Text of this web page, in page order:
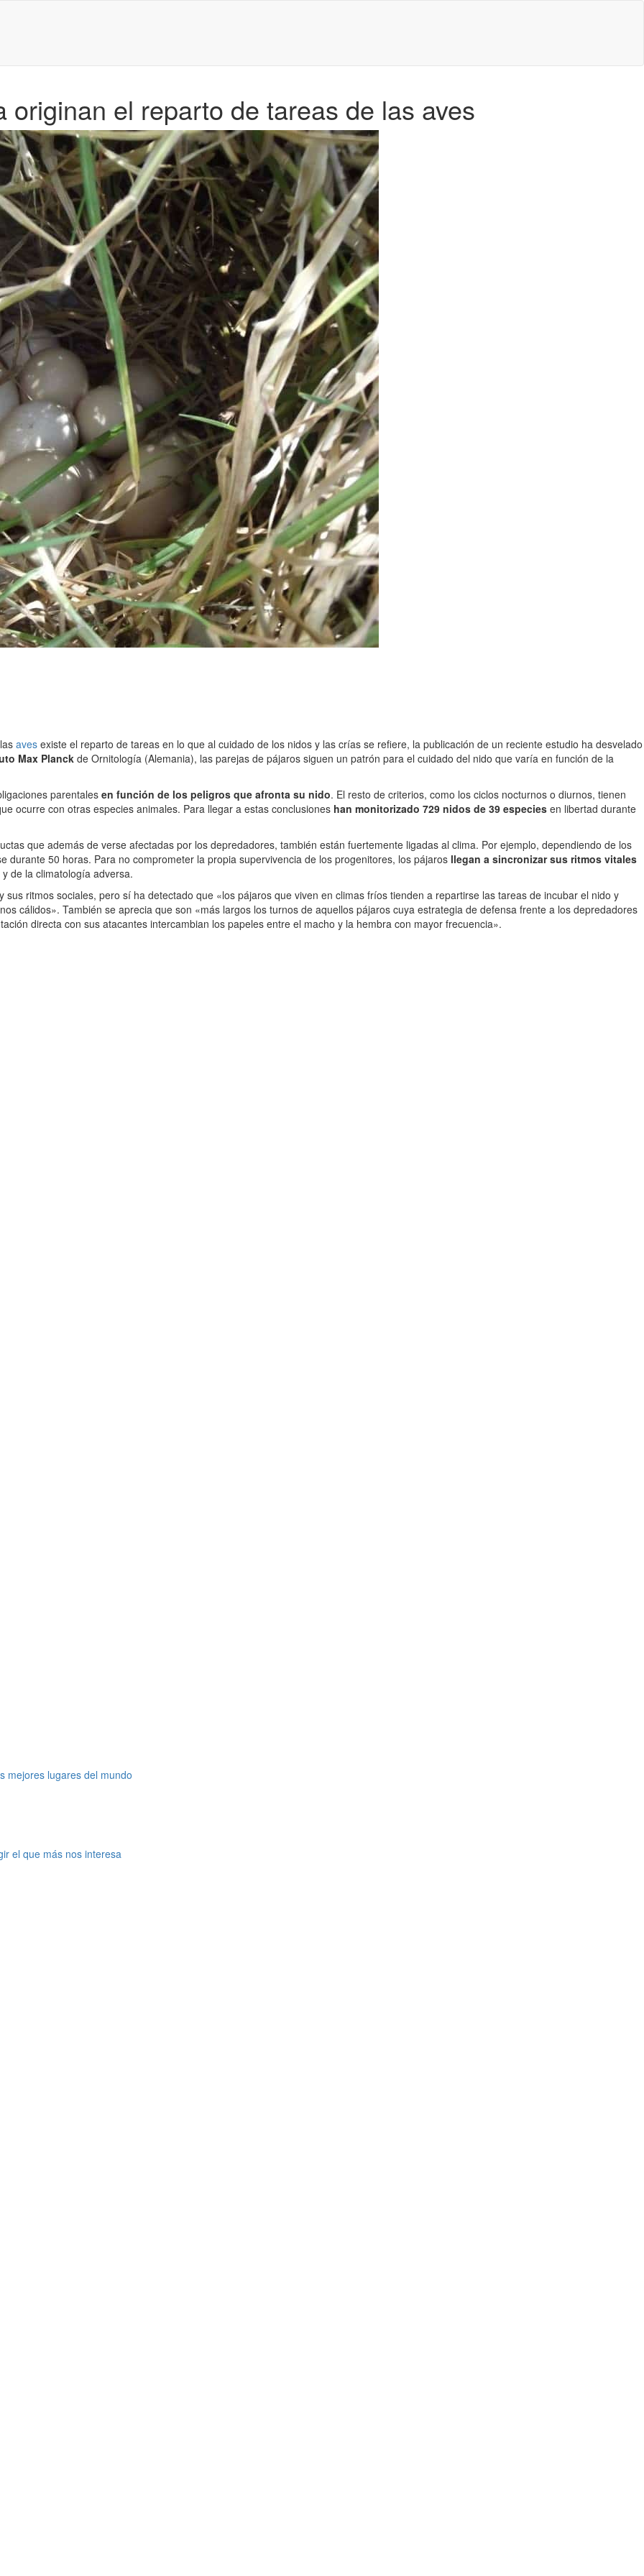
el reparto de tareas de las aves
aves existe el reparto de tareas en lo que al cuidado de los nidos y las crías se refiere, la publicación de un reciente estudio ha desvelado
Max Planck de Ornitología (Alemania), las parejas de pájaros siguen un patrón para el cuidado del nido que varía en función de la
parentales en función de los peligros que afronta su nido. El resto de criterios, como los ciclos nocturnos o diurnos, tienen
ocurre con otras especies animales. Para llegar a estas conclusiones han monitorizado 729 nidos de 39 especies en libertad durante
que además de verse afectadas por los depredadores, también están fuertemente ligadas al clima. Por ejemplo, dependiendo de los
durante 50 horas. Para no comprometer la propia supervivencia de los progenitores, los pájaros llegan a sincronizar sus ritmos vitales
de la climatología adversa.
ritmos sociales, pero sí ha detectado que «los pájaros que viven en climas fríos tienden a repartirse las tareas de incubar el nido y
cálidos». También se aprecia que son «más largos los turnos de aquellos pájaros cuya estrategia de defensa frente a los depredadores
directa con sus atacantes intercambian los papeles entre el macho y la hembra con mayor frecuencia».
mejores lugares del mundo
el que más nos interesa